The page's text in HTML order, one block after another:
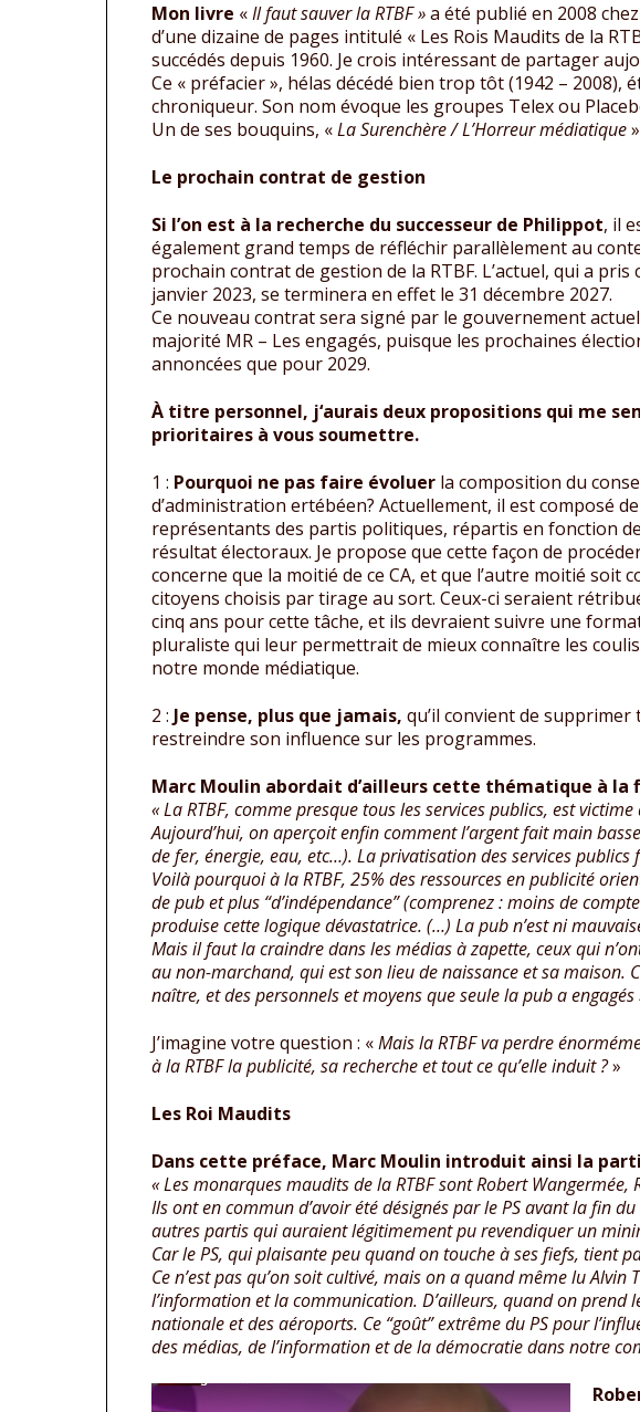
Mon livre «Il faut sauver la RTBF »a été publié en 2008
d’une dizaine de pages intitulé « Les Rois Maudits de la
succédés depuis 1960. Je crois intéressant de partager
Ce « préfacier », hélas décédé bien trop tôt (1942 –
chroniqueur. Son nom évoque les groupes Telex ou
Un de ses bouquins, «La Surenchère / L’Horreur médiatique
Le prochain contrat de gestion
Si l’on est à la recherche du successeur de Philippot, il
également grand temps de réfléchir parallèlement au
prochain contrat de gestion de la RTBF. L’actuel, qui a pris
janvier 2023, se terminera en effet le 31 décembre 2027.
Ce nouveau contrat sera signé par le gouvernement
majorité MR – Les engagés, puisque les prochaines
annoncées que pour 2029.
À titre personnel, j‘aurais deux propositions qui me
prioritaires à vous soumettre.
1 : Pourquoi ne pas faire évoluer la composition du
d’administration ertébéen? Actuellement, il est composé
représentants des partis politiques, répartis en fonction
résultat électoraux. Je propose que cette façon de
concerne que la moitié de ce CA, et que l’autre moitié soit
citoyens choisis par tirage au sort. Ceux-ci seraient
cinq ans pour cette tâche, et ils devraient suivre une
pluraliste qui leur permettrait de mieux connaître les
notre monde médiatique.
2 : Je pense, plus que jamais, qu’il convient de
restreindre son influence sur les programmes.
Marc Moulin abordait d’ailleurs cette thématique à la
« La RTBF, comme presque tous les services publics, est
Aujourd’hui, on aperçoit enfin comment l’argent fait main
de fer, énergie, eau, etc…). La privatisation des services
Voilà pourquoi à la RTBF, 25% des ressources en publicité
de pub et plus “d’indépendance” (comprenez : moins de
produise cette logique dévastatrice. (…) La pub n’est ni
Mais il faut la craindre dans les médias à zapette, ceux qui
au non-marchand, qui est son lieu de naissance et sa maison.
naître, et des personnels et moyens que seule la pub a engagés
J’imagine votre question : «Mais la RTBF va perdre
à la RTBF la publicité, sa recherche et tout ce qu’elle induit ?»
Les Roi Maudits
Dans cette préface, Marc Moulin introduit ainsi la
« Les monarques maudits de la RTBF sont Robert
Ils ont en commun d’avoir été désignés par le PS avant la fin
autres partis qui auraient légitimement pu revendiquer un
Car le PS, qui plaisante peu quand on touche à ses fiefs, tient
Ce n’est pas qu’on soit cultivé, mais on a quand même lu
l’information et la communication. D’ailleurs, quand on prend
nationale et des aéroports. Ce “goût” extrême du PS pour
des médias, de l’information et de la démocratie dans notre